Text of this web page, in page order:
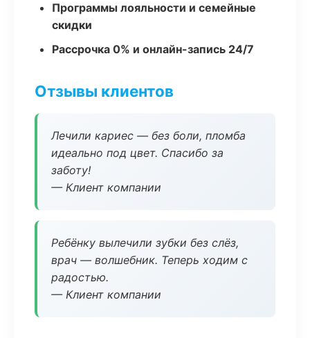
Программы лояльности и семейные
скидки
Рассрочка 0% и онлайн-запись 24/7
Отзывы клиентов
Лечили кариес — без боли, пломба
идеально под цвет. Спасибо за
заботу!
— Клиент компании
Ребёнку вылечили зубки без слёз,
врач — волшебник. Теперь ходим с
радостью.
— Клиент компании